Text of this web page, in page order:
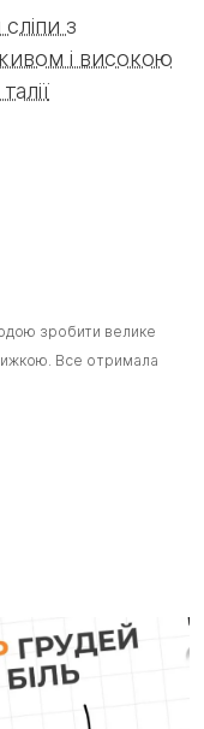
з
і високою
зробити велике
Все отримала
зробити велике
Все отримала
взяла на пробу